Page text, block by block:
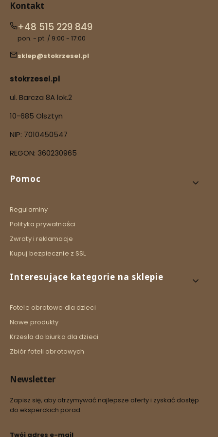
Kontakt
+48 515 229 849
pon. - pt. / 9:00 - 17:00
sklep@stokrzesel.pl
stokrzesel.pl
ul. Barcza 8A lok.2
10-685 Olsztyn
NIP: 7010450547
REGON: 360230965
Linki w stopce
Pomoc
Regulaminy
Polityka prywatności
Zwroty i reklamacje
Kupuj bezpiecznie z SSL
Interesujące kategorie na sklepie
Fotele obrotowe dla dzieci
Nowe produkty
Krzesła do biurka dla dzieci
Zbiór foteli obrotowych
Newsletter
Zapisz się, aby otrzymywać najlepsze oferty i zyskać dostęp
do eksperckich porad.
Twój adres e-mail